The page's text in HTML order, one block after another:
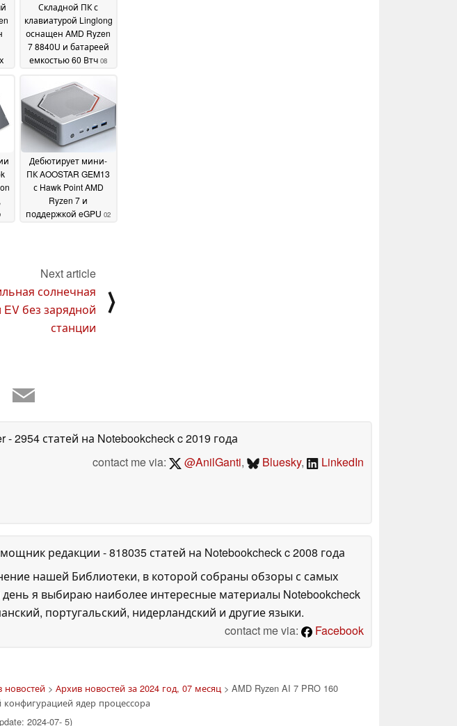
Складной ПК с
клавиатурой Linglong
оснащен AMD Ryzen
7 8840U и батареей
емкостью 60 Втч 08
Дебютирует мини-
ПК AOOSTAR GEM13
с Hawk Point AMD
Ryzen 7 и
поддержкой eGPU 02
Next article
солнечная
EV без зарядной
станции
⟩
- 2954 статей на Notebookcheckc 2019 года
contact me via:
@AnilGanti, Bluesky, LinkedIn
редакции - 818035 статей на Notebookcheckc 2008 года
нашей Библиотеки, в которой собраны обзоры с самых
я выбираю наиболее интересные материалы Notebookcheck
португальский, нидерландский и другие языки.
contact me via:
Facebook
новостей> Архив новостей за 2024 год, 07 месяц > AMD Ryzen AI 7 PRO 160
ядер процессора
2024-07- 5)